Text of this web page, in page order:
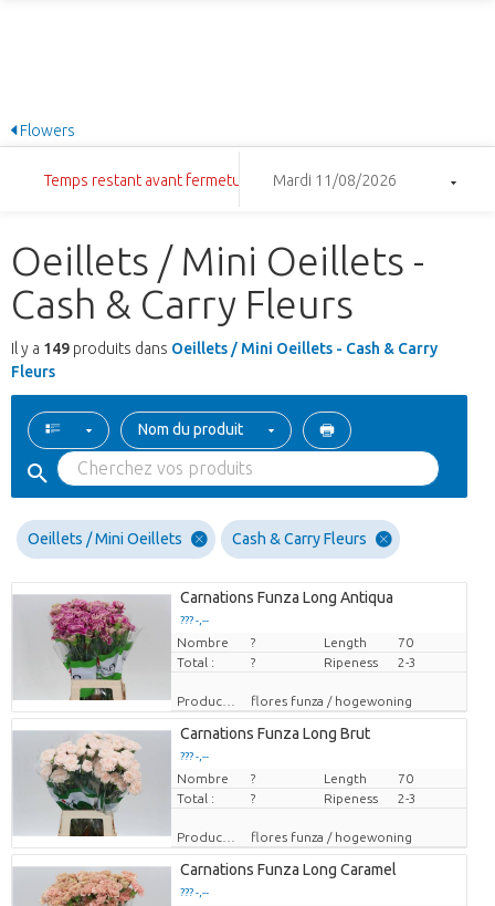
Flowers
Temps restant avant fermeture: 11:14:43Mardi 11/08/2026
Oeillets / Mini Oeillets -
Cash & Carry Fleurs
Il y a 149 produits dans Oeillets / Mini Oeillets - Cash & Carry
Fleurs
Nom du produit
Oeillets / Mini Oeillets Cash & Carry Fleurs
Carnations Funza Long Antiqua
??? -,--
Prix par pièce
Nombre ? Length
70
Total :
? Ripeness 2-3
Producteur flores funza / hogewoning
Carnations Funza Long Brut
??? -,--
Prix par pièce
Nombre ? Length
70
Total :
? Ripeness 2-3
Producteur flores funza / hogewoning
Carnations Funza Long Caramel
??? -,--